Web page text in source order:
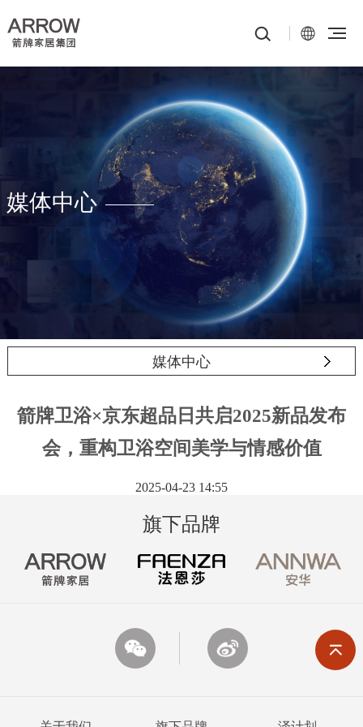
媒体中心
媒体中心
箭牌卫浴×京东超品日共启2025新品发布
会，重构卫浴空间美学与情感价值
2025-04-23 14:55
旗下品牌